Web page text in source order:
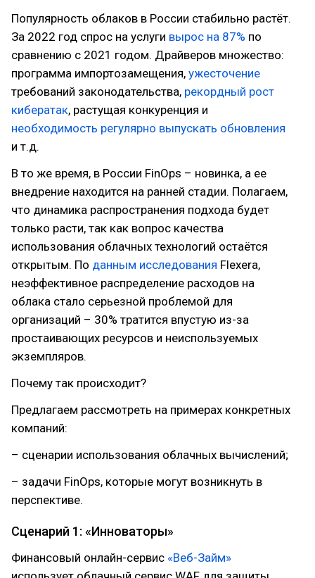
Популярность облаков в России стабильно растёт.
За 2022 год спрос на услуги вырос на 87% по
сравнению с 2021 годом. Драйверов множество:
программа импортозамещения, ужесточение
требований законодательства, рекордный рост
кибератак, растущая конкуренция и
необходимость регулярно выпускать обновления
и т.д.
В то же время, в России FinOps – новинка, а ее
внедрение находится на ранней стадии. Полагаем,
что динамика распространения подхода будет
только расти, так как вопрос качества
использования облачных технологий остаётся
открытым. По данным исследования Flexera,
неэффективное распределение расходов на
облака стало серьезной проблемой для
организаций – 30% тратится впустую из-за
простаивающих ресурсов и неиспользуемых
экземпляров.
Почему так происходит?
Предлагаем рассмотреть на примерах конкретных
компаний:
– сценарии использования облачных вычислений;
– задачи FinOps, которые могут возникнуть в
перспективе.
Сценарий 1: «Инноваторы»
Финансовый онлайн-сервис «Веб-Займ»